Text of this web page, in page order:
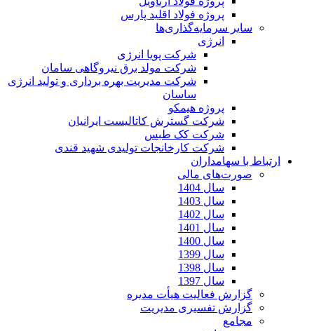
پروژه فولاد اقلید پارس
سایر سرمایه‌گذاری‌ها
انرژی
شرکت پویا انرژی
شرکت مولد برق نیروگاهی سامان
شرکت مدیریت بهره برداری و تولید انرژی
ساسان
پروژه هیمکو
شرکت گسترش کاتالیست ایرانیان
شرکت کک طبس
شرکت کارخانجات تولیدی شهید قندی
ارتباط با سهامداران
صورت‌های مالی
سال 1404
سال 1403
سال 1402
سال 1401
سال 1400
سال 1399
سال 1398
سال 1397
گزارش فعالیت هیأت مدیره
گزارش تفسیری مدیریت
مجامع